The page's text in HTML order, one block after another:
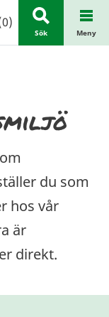
0)
Sök Meny
du som
hos vår
är
direkt.